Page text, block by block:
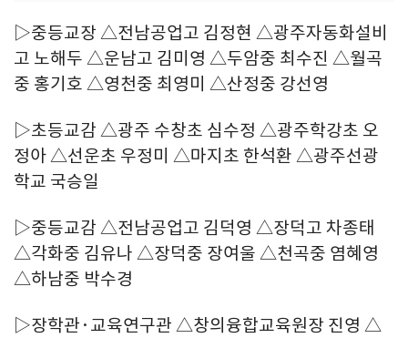
▷중등교장 △전남공업고 김정현 △광주자동화설비
고 노해두 △운남고 김미영 △두암중 최수진 △월곡
중 홍기호 △영천중 최영미 △산정중 강선영
▷초등교감 △광주 수창초 심수정 △광주학강초 오
정아 △선운초 우정미 △마지초 한석환 △광주선광
학교 국승일
▷중등교감 △전남공업고 김덕영 △장덕고 차종태
△각화중 김유나 △장덕중 장여울 △천곡중 염혜영
△하남중 박수경
▷장학관·교육연구관 △창의융합교육원장 진영 △